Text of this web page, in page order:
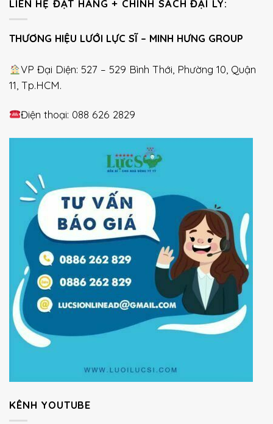
LIÊN HỆ ĐẶT HÀNG + CHÍNH SÁCH ĐẠI LÝ:
THƯƠNG HIỆU LƯỚI LỰC SĨ – MINH HƯNG GROUP
VP Đại Diện: 527 – 529 Bình Thới, Phường 10, Quận
11, Tp.HCM.
Điện thoại: 088 626 2829
KÊNH YOUTUBE